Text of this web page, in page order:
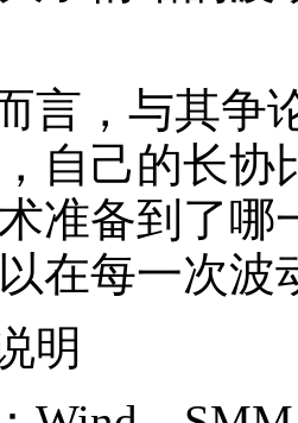
言，与其争
自己的长协
准备到了哪
在每一次波
明